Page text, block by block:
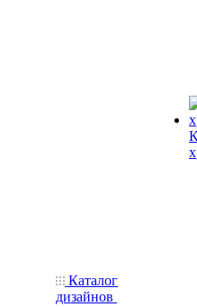
Каталог
дизайнов